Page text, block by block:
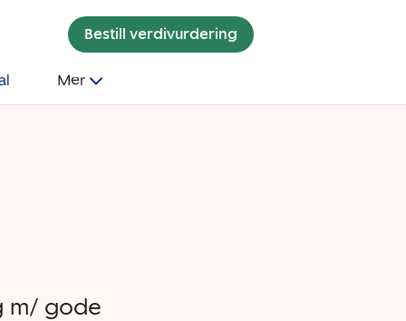
Bestill verdivurdering
Mer
m/ gode